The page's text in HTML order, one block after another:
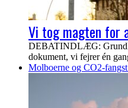
Vi tog magten for
DEBATINDLÆG:
dokument, vi fejrer én
Molboerne og CO2-